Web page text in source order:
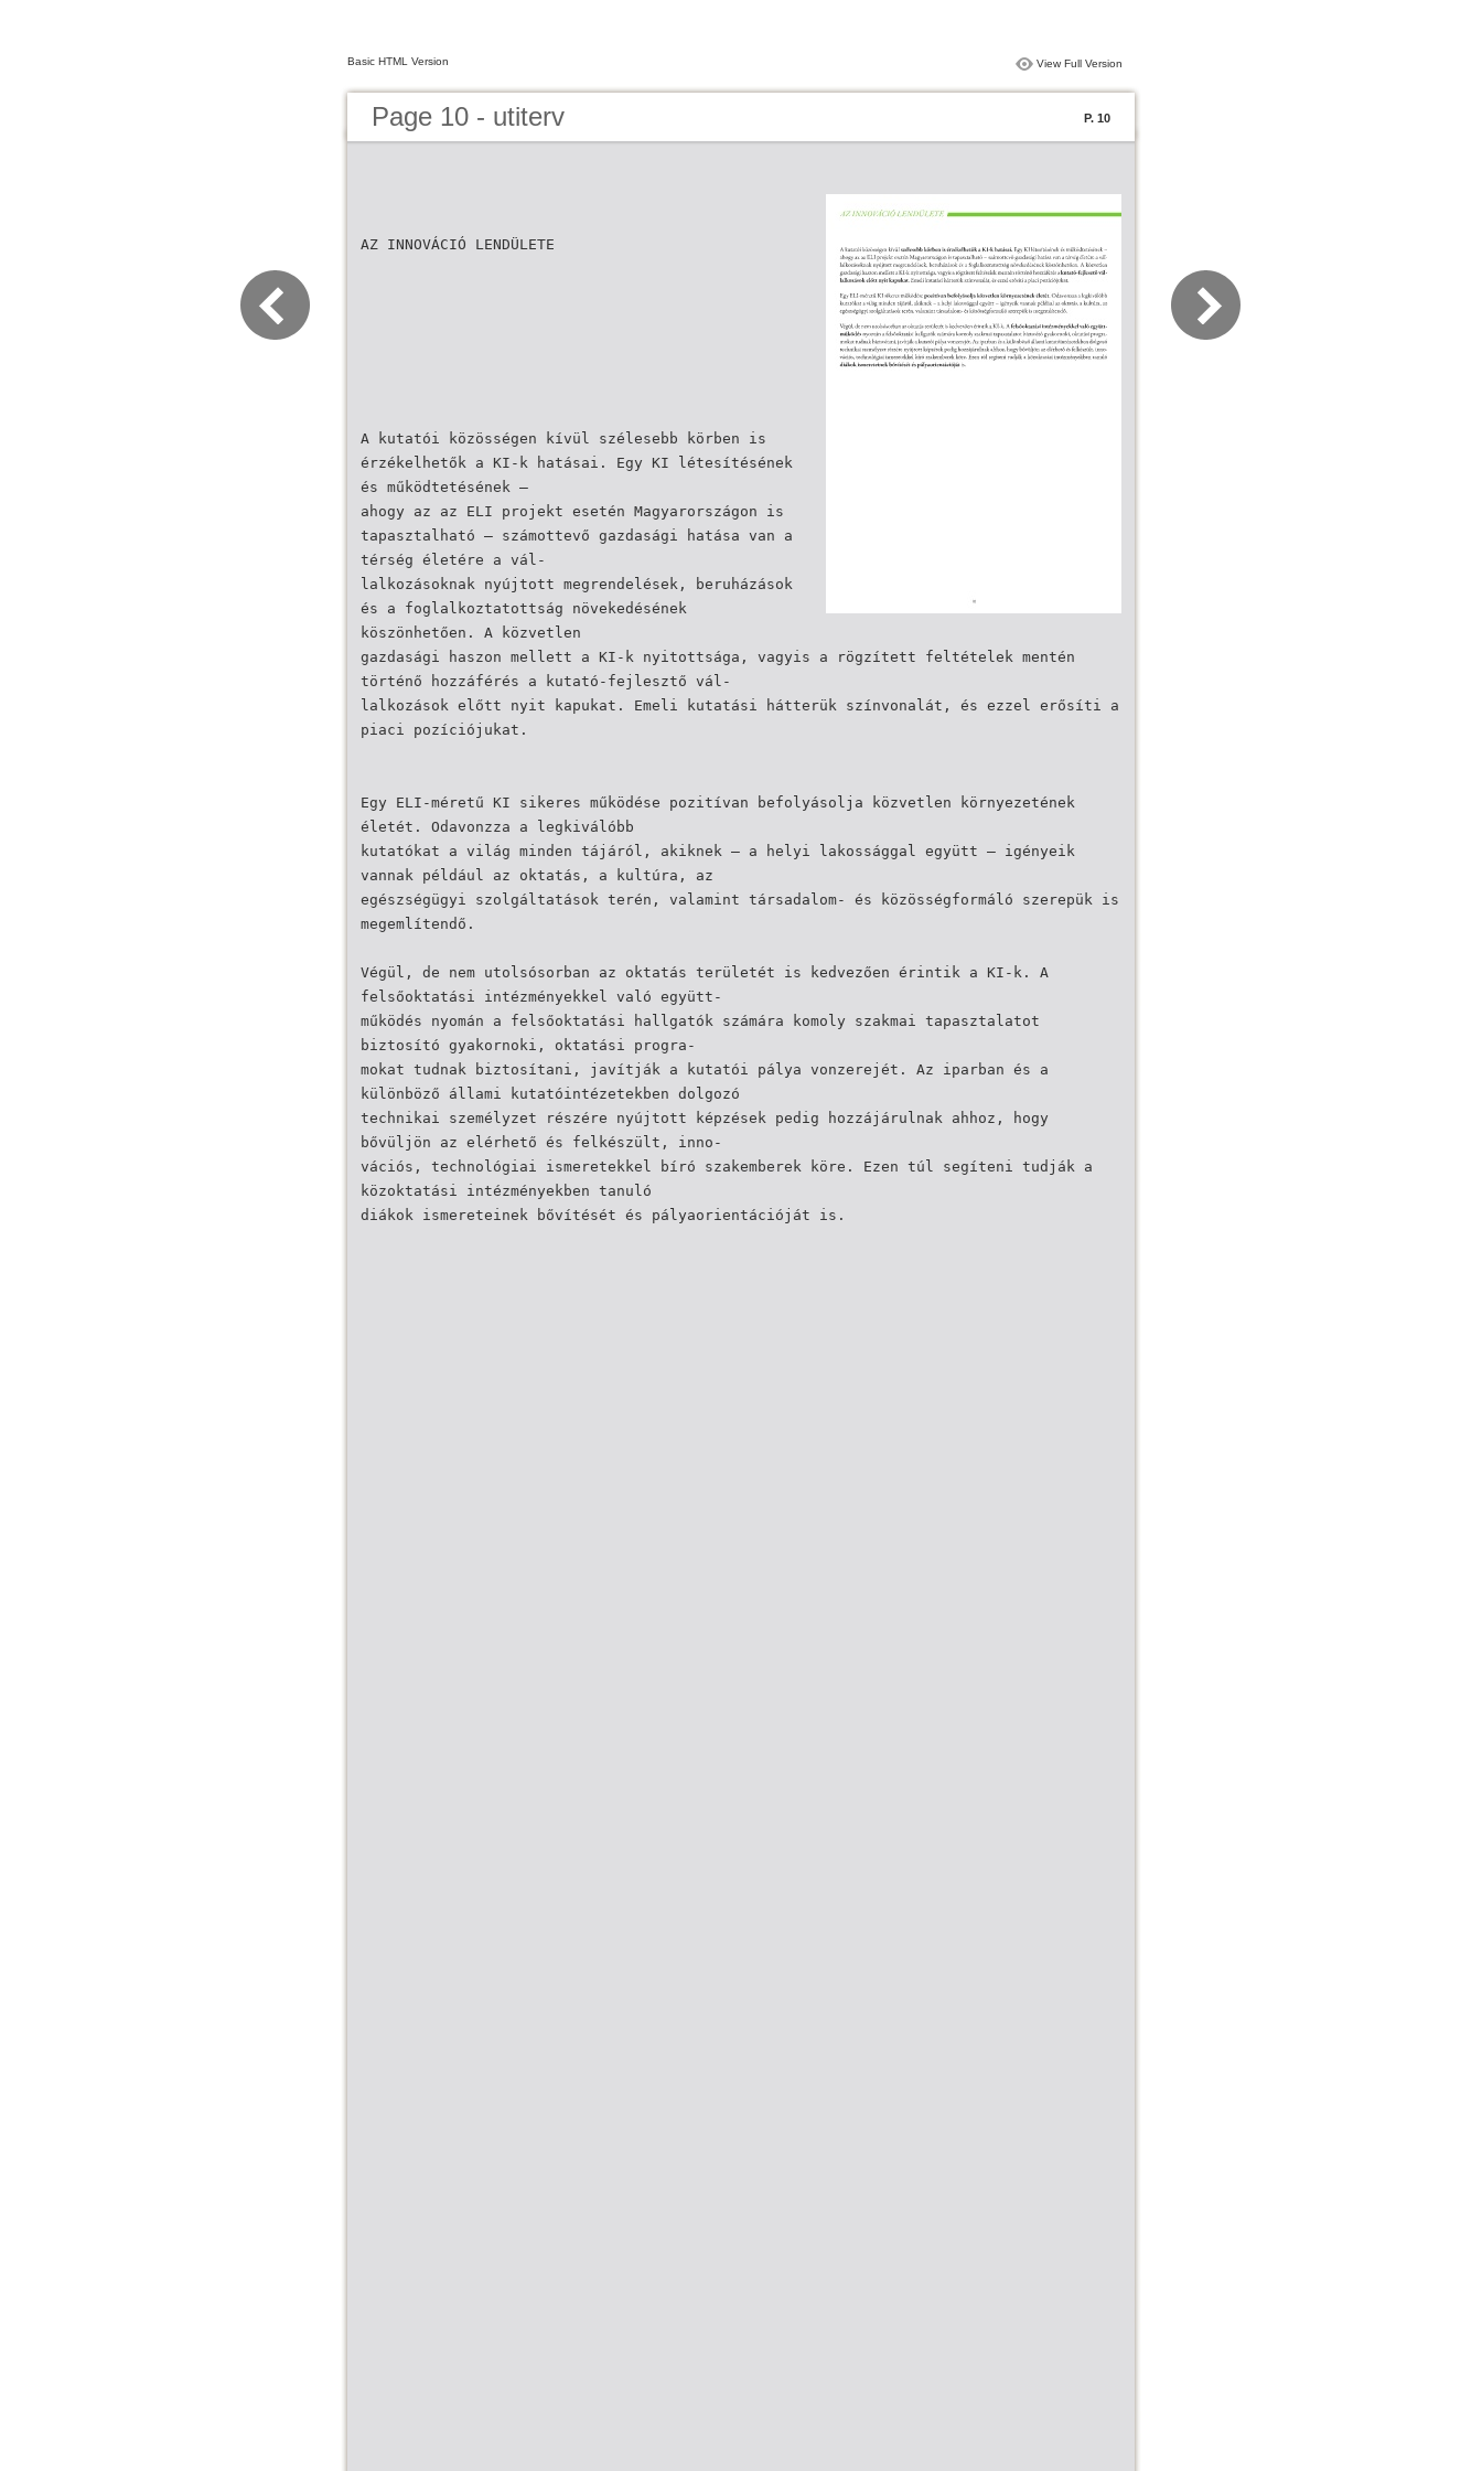
Basic HTML Version View Full Version
Page 10 - utiterv P. 10
AZ INNOVÁCIÓ LENDÜLETE
A kutatói közösségen kívül szélesebb körben is
érzékelhetők a KI-k hatásai. Egy KI létesítésének
és működtetésének –
ahogy az az ELI projekt esetén Magyarországon is
tapasztalható – számottevő gazdasági hatása van a
térség életére a vál-
lalkozásoknak nyújtott megrendelések, beruházások
és a foglalkoztatottság növekedésének
köszönhetően. A közvetlen
gazdasági haszon mellett a KI-k nyitottsága, vagyis a rögzített feltételek mentén
történő hozzáférés a kutató-fejlesztő vál-
lalkozások előtt nyit kapukat. Emeli kutatási hátterük színvonalát, és ezzel erősíti a
piaci pozíciójukat.
Egy ELI-méretű KI sikeres működése pozitívan befolyásolja közvetlen környezetének
életét. Odavonzza a legkiválóbb
kutatókat a világ minden tájáról, akiknek – a helyi lakossággal együtt – igényeik
vannak például az oktatás, a kultúra, az
egészségügyi szolgáltatások terén, valamint társadalom- és közösségformáló szerepük is
megemlítendő.
Végül, de nem utolsósorban az oktatás területét is kedvezően érintik a KI-k. A
felsőoktatási intézményekkel való együtt-
működés nyomán a felsőoktatási hallgatók számára komoly szakmai tapasztalatot
biztosító gyakornoki, oktatási progra-
mokat tudnak biztosítani, javítják a kutatói pálya vonzerejét. Az iparban és a
különböző állami kutatóintézetekben dolgozó
technikai személyzet részére nyújtott képzések pedig hozzájárulnak ahhoz, hogy
bővüljön az elérhető és felkészült, inno-
vációs, technológiai ismeretekkel bíró szakemberek köre. Ezen túl segíteni tudják a
közoktatási intézményekben tanuló
diákok ismereteinek bővítését és pályaorientációját is.